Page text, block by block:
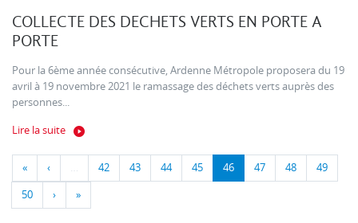
COLLECTE DES DECHETS VERTS EN PORTE A
PORTE
Pour la 6ème année consécutive, Ardenne Métropole proposera du 19
avril à 19 novembre 2021 le ramassage des déchets verts auprès des
personnes...
Lire la suite
« ‹ … 42 43 44 45 46 47 48 49
50 › »